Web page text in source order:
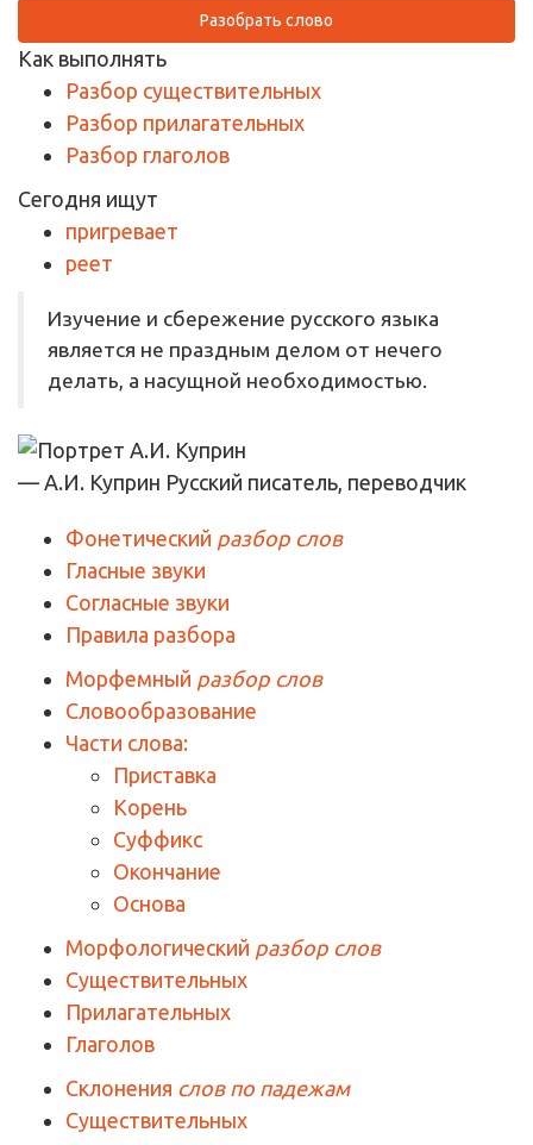
Разобрать слово
Как выполнять
Разбор существительных
Разбор прилагательных
Разбор глаголов
Сегодня ищут
пригревает
реет
Изучение и сбережение русского языка
является не праздным делом от нечего
делать, а насущной необходимостью.
— А.И. Куприн Русский писатель, переводчик
Фонетический разбор слов
Гласные звуки
Согласные звуки
Правила разбора
Морфемный разбор слов
Словообразование
Части слова:
Приставка
Корень
Суффикс
Окончание
Основа
Морфологический разбор слов
Существительных
Прилагательных
Глаголов
Склонения слов по падежам
Существительных